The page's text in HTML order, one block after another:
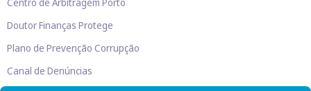
Doutor Finanças Protege
Plano de Prevenção Corrupção
Canal de Denúncias